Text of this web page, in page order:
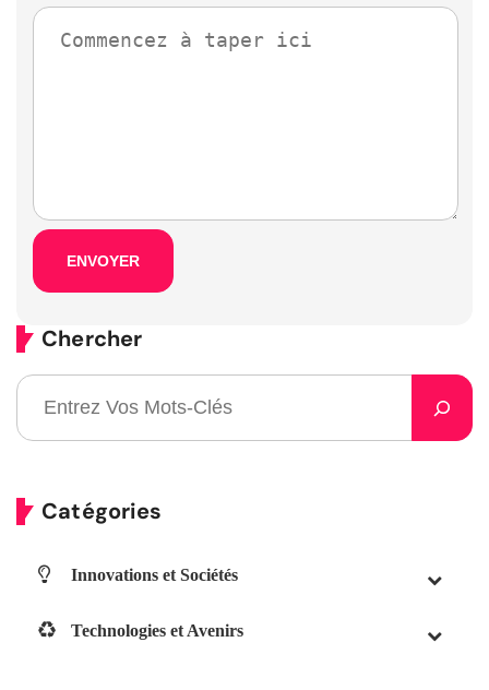
Chercher
Catégories
Innovations et Sociétés
Technologies et Avenirs